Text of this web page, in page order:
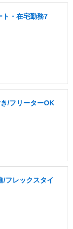
ト・在宅勤務7
/フリーターOK
/フレックスタイ